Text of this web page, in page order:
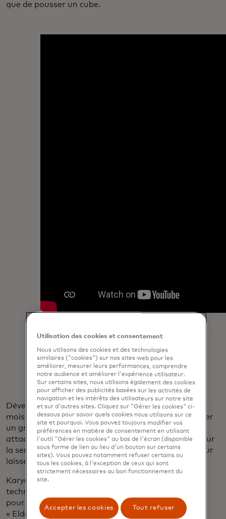
que de pousser un cube.
Développer d’autres mouvements réussis a pris des
mois d’efforts, jusqu’à ce qu’elle se décide à imaginer
un grillon sautillant dans son oreille pour faire
attaquer son personnage, tout en se concentrant sur
la sensation d’être chaud, en colère et contrarié pour
laisser son personnage guérir.
Karyal a utilisé cette méthode, combinée à la
technologie de suivi oculaire et à l’activation vocale,
pour battre plusieurs boss du notoirement difficile
« Elden Ring », fournissant une preuve de concept
Utilisation des cookies et consentement
Nous utilisons des cookies et des technologies
similaires ("cookies") sur nos sites web pour les
améliorer, mesurer leurs performances, comprendre
notre audience et améliorer l'expérience utilisateur.
Sur certains sites, nous utilisons également des cookies
pour afficher des publicités basées sur les activités de
navigation et les intérêts des utilisateurs sur notre site
et sur d'autres sites. Cliquez sur "Gérer les cookies" ci-
dessous pour savoir quels cookies nous utilisons sur ce
site et pourquoi. Vous pouvez toujours modifier vos
préférences en matière de consentement en utilisant
l'outil "Gérer les cookies" au bas de l'écran (disponible
sous forme de lien au lieu d'un bouton sur certains
sites). Vous pouvez notamment refuser certains ou
tous les cookies, à l'exception de ceux qui sont
strictement nécessaires au bon fonctionnement du
site.
Accepter les cookies Tout refuser